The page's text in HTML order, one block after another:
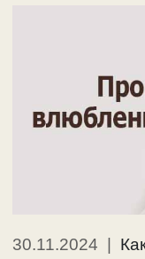
30.11.2024 |